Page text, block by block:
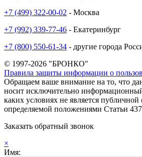
+7 (499) 322-00-02 - Москва
+7 (992) 339-77-46 - Екатеринбург
+7 (800) 550-61-34 - другие города
© 1997-2026 "БРОНКО"
Правила защиты информации о
Обращаем ваше внимание на то, что
носит исключительно
каких условиях не является публичной
определяемой положениями Статьи
Заказать обратный звонок
×
Имя: